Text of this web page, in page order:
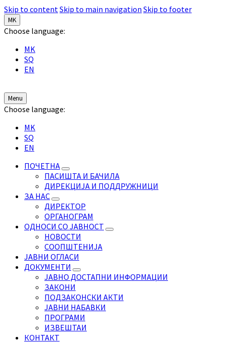
Skip to contentSkip to main navigation Skip to footer
MK
Choose language:
MK
SQ
EN
Menu
Choose language:
MK
SQ
EN
ПОЧЕТНА
ПАСИШТА И БАЧИЛА
ДИРЕКЦИЈА И ПОДДРУЖНИЦИ
ЗА НАС
ДИРЕКТОР
ОРГАНОГРАМ
ОДНОСИ СО ЈАВНОСТ
НОВОСТИ
СООПШТЕНИЈА
ЈАВНИ ОГЛАСИ
ДОКУМЕНТИ
ЈАВНО ДОСТАПНИ ИНФОРМАЦИИ
ЗАКОНИ
ПОДЗАКОНСКИ АКТИ
ЈАВНИ НАБАВКИ
ПРОГРАМИ
ИЗВЕШТАИ
КОНТАКТ